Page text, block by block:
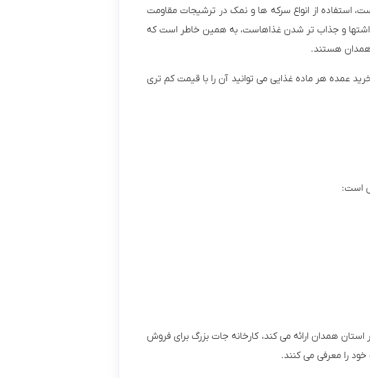
استفاده از انواع سرکه ها و نمک در ترشیجات مقاومت
اشتها و جذاب تر شدن غذاهاست، به همین خاطر است که
همدان هستند.
عمده هر ماده غذایی می توانید آن را با قیمت کم تری
است:
همدان ارائه می کند، کارخانه جات بزرگ برای فروش
را معرفی می کنند.